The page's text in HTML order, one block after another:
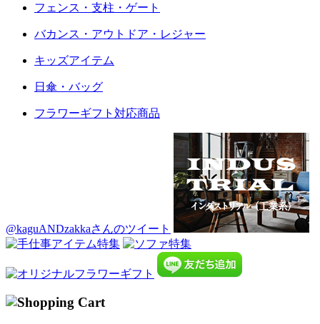
フェンス・支柱・ゲート
バカンス・アウトドア・レジャー
キッズアイテム
日傘・バッグ
フラワーギフト対応商品
@kaguANDzakkaさんのツイート